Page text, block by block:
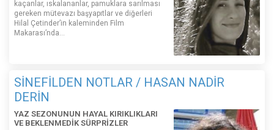
kaçanlar, ıskalananlar, pamuklara sarılması
gereken mütevazı başyapıtlar ve diğerleri
Hilal Çetinder’in kaleminden Film
Makarası’nda…
SİNEFİLDEN NOTLAR / HASAN NADİR
DERİN
YAZ SEZONUNUN HAYAL KIRIKLIKLARI
VE BEKLENMEDİK SÜRPRİZLER